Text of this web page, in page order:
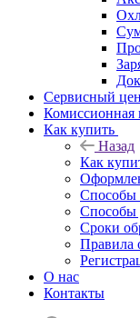
Сервисный
Комиссионная
Как купить
Назад
Как
Способы
Способы
Сроки
Правила
О нас
Контакты